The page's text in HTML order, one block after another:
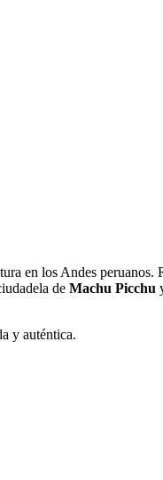
en los Andes peruanos.
de Machu Picchu
y auténtica.